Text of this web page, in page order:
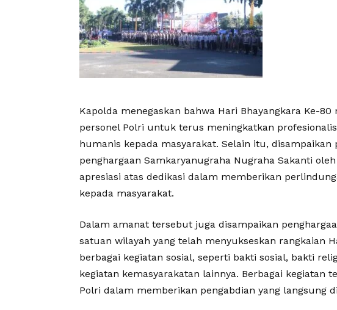
Kapolda menegaskan bahwa Hari Bhayangkara Ke-
personel Polri untuk terus meningkatkan
humanis kepada masyarakat. Selain itu,
penghargaan Samkaryanugraha Nugraha Sakanti
apresiasi atas dedikasi dalam memberikan
kepada masyarakat.
Dalam amanat tersebut juga disampaikan
satuan wilayah yang telah menyukseskan rangkaian
berbagai kegiatan sosial, seperti bakti sosial, bakti
kegiatan kemasyarakatan lainnya. Berbagai kegiatan
Polri dalam memberikan pengabdian yang langsung